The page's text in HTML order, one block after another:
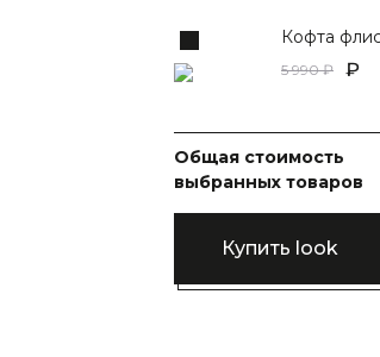
Кофта
5 990
Общая стоимость
выбранных товаров
Купить look